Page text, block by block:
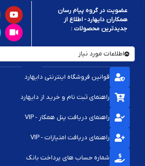
عضویت در گروه پیام رسان
همکاران دایهارد - اطلاع از
جدیدترین محصولات :
اطلاعات مورد نیاز
قوانین فروشگاه اینترنتی دایهارد
راهنمای ثبت نام و خرید از دایهارد
راهنمای دریافت پنل همکار - VIP
راهنمای دریافت امتیازات - VIP
شماره حساب های پرداخت بانک